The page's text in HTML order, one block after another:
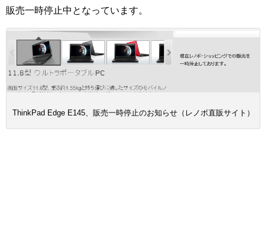
販売一時停止中となっています。
ThinkPad Edge E145、販売一時停止のお知らせ（レノボ直販サイト）